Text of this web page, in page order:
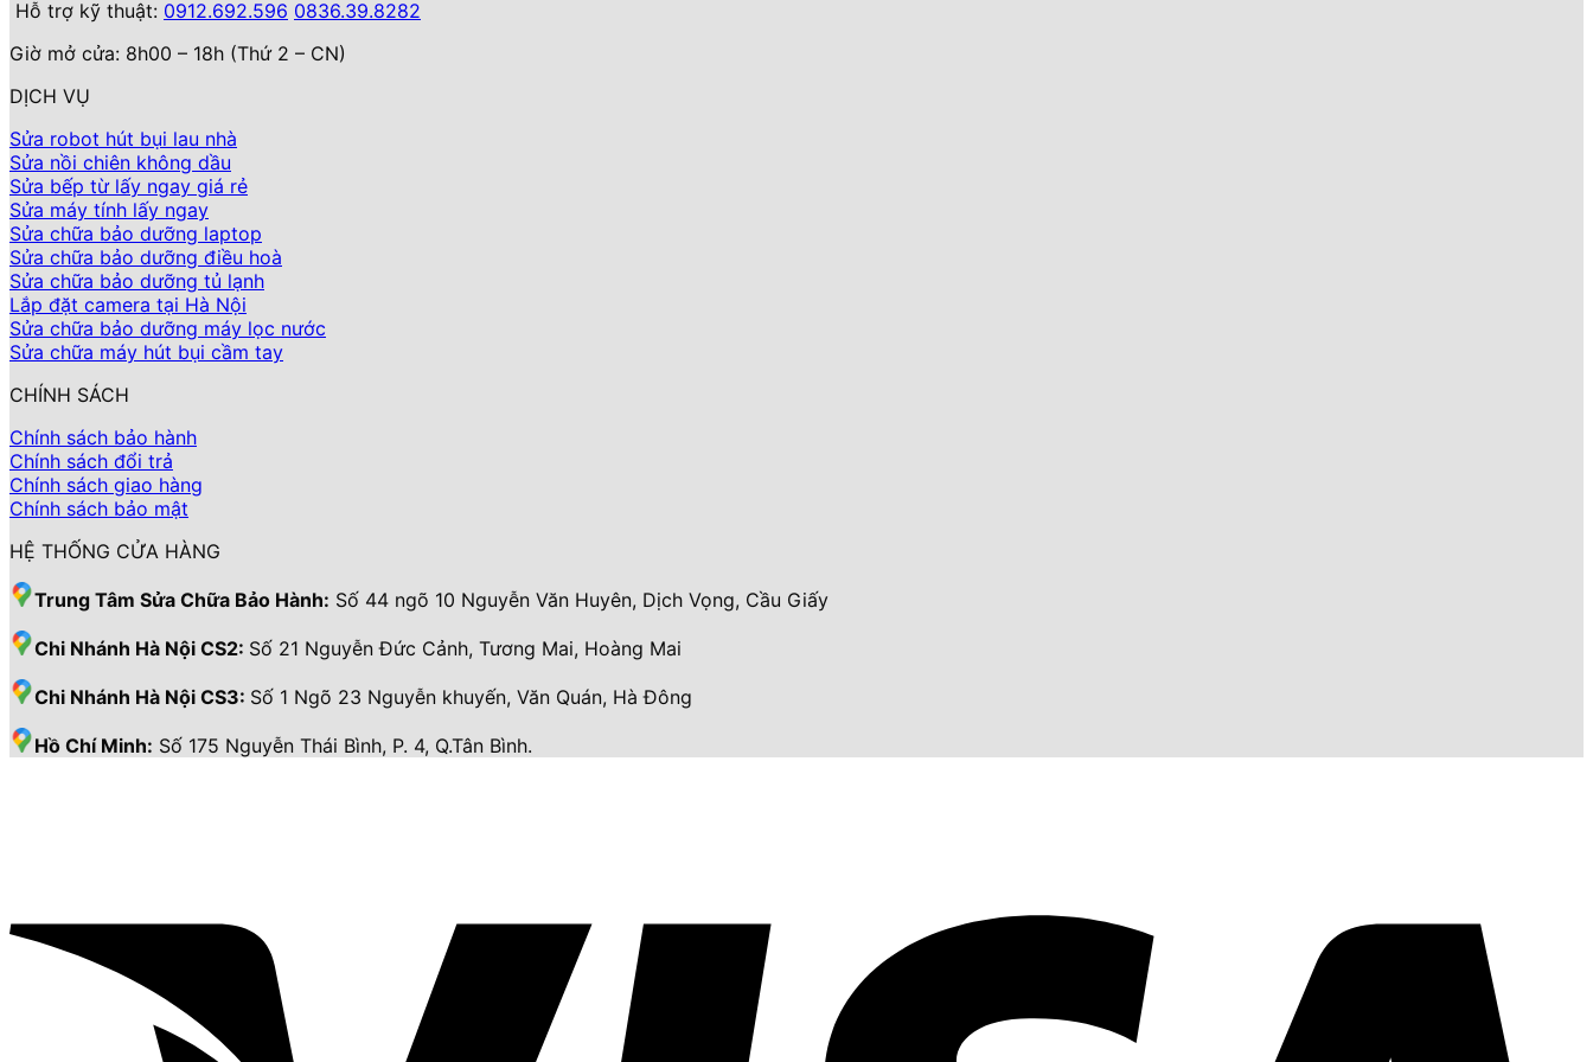
Hỗ trợ kỹ thuật: 0912.692.596 0836.39.8282
Giờ mở cửa: 8h00 – 18h (Thứ 2 – CN)
DỊCH VỤ
Sửa robot hút bụi lau nhà
Sửa nồi chiên không dầu
Sửa bếp từ lấy ngay giá rẻ
Sửa máy tính lấy ngay
Sửa chữa bảo dưỡng laptop
Sửa chữa bảo dưỡng điều hoà
Sửa chữa bảo dưỡng tủ lạnh
Lắp đặt camera tại Hà Nội
Sửa chữa bảo dưỡng máy lọc nước
Sửa chữa máy hút bụi cầm tay
CHÍNH SÁCH
Chính sách bảo hành
Chính sách đổi trả
Chính sách giao hàng
Chính sách bảo mật
HỆ THỐNG CỬA HÀNG
Trung Tâm Sửa Chữa Bảo Hành: Số 44 ngõ 10 Nguyễn Văn Huyên, Dịch Vọng, Cầu Giấy
Chi Nhánh Hà Nội CS2: Số 21 Nguyễn Đức Cảnh, Tương Mai, Hoàng Mai
Chi Nhánh Hà Nội CS3: Số 1 Ngõ 23 Nguyễn khuyến, Văn Quán, Hà Đông
Hồ Chí Minh: Số 175 Nguyễn Thái Bình, P. 4, Q.Tân Bình.